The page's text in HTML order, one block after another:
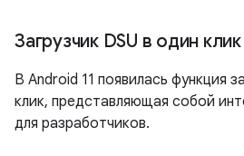
Загрузчик DSU в один клик
В Android 11 появилась функция
клик, представляющая собой
для разработчиков.